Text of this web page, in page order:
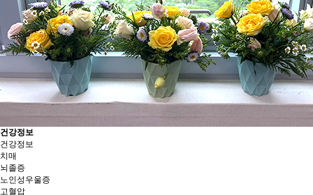
건강정보
건강정보
치매
뇌졸증
노인성우울증
고혈압